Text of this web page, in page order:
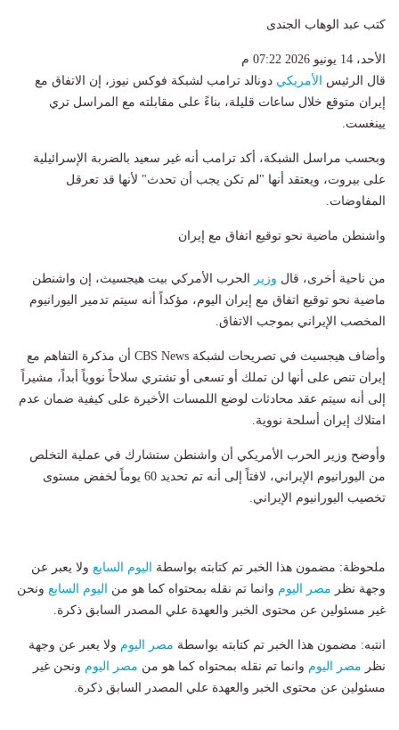
كتب عبد الوهاب الجندى
الأحد، 14 يونيو 2026 07:22 م
قال الرئيس
الأمريكي دونالد ترامب لشبكة فوكس نيوز، إن الاتفاق مع
إيران متوقع خلال ساعات قليلة، بناءً على مقابلته مع المراسل تري
يينغست.
وبحسب مراسل الشبكة، أكد ترامب أنه غير سعيد بالضربة الإسرائيلية
على بيروت، ويعتقد أنها "لم تكن يجب أن تحدث" لأنها قد تعرقل
المفاوضات.
واشنطن ماضية نحو توقيع اتفاق مع إيران
من ناحية أخرى، قال وزير
الحرب الأمركي بيت هيجسيث، إن واشنطن
ماضية نحو توقيع اتفاق مع إيران اليوم، مؤكداً أنه سيتم تدمير اليورانيوم
المخصب الإيراني بموجب الاتفاق.
وأضاف هيجسيث في تصريحات لشبكة CBS News أن مذكرة التفاهم مع
إيران تنص على أنها لن تملك أو تسعى أو تشتري سلاحاً نووياً أبداً، مشيراً
إلى أنه سيتم عقد محادثات لوضع اللمسات الأخيرة على كيفية ضمان عدم
امتلاك إيران أسلحة نووية.
وأوضح وزير الحرب الأمريكي أن واشنطن ستشارك في عملية التخلص
من اليورانيوم الإيراني، لافتاً إلى أنه تم تحديد 60 يوماً لخفض مستوى
تخصيب اليورانيوم الإيراني.
ملحوظة: مضمون هذا الخبر تم كتابته بواسطة اليوم السابع ولا يعبر عن
وجهة نظر مصر اليوم وانما تم نقله بمحتواه كما هو من اليوم السابع ونحن
غير مسئولين عن محتوى الخبر والعهدة علي المصدر السابق ذكرة.
انتبه: مضمون هذا الخبر تم كتابته بواسطة مصر اليوم ولا يعبر عن وجهة
نظر مصر اليوم وانما تم نقله بمحتواه كما هو من مصر اليوم ونحن غير
مسئولين عن محتوى الخبر والعهدة علي المصدر السابق ذكرة.